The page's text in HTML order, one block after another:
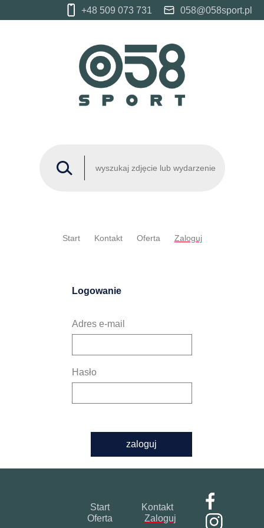
+48 509 073 731 058@058sport.pl
Start Kontakt Oferta Zaloguj
Logowanie
Adres e-mail
Hasło
zaloguj
Start
Kontakt
Oferta
Zaloguj